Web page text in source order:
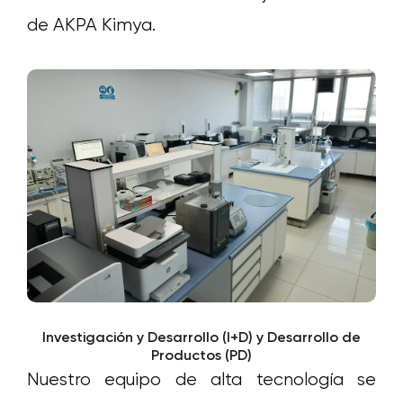
de AKPA Kimya.
Investigación y Desarrollo (I+D) y Desarrollo de
Productos (PD)
Nuestro equipo de alta tecnología se